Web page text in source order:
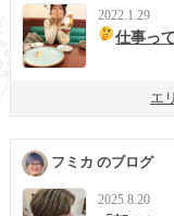
2022.1.29
仕事っ
エ
フミカ のブログ
2025.8.20